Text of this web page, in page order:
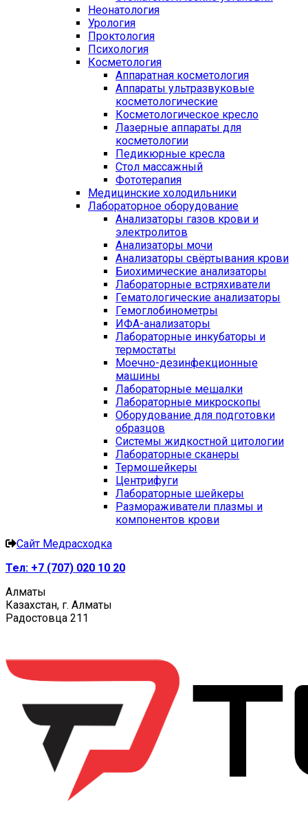
Неонатология
Урология
Проктология
Психология
Косметология
Аппаратная косметология
Аппараты ультразвуковые
косметологические
Косметологическое кресло
Лазерные аппараты для
косметологии
Педикюрные кресла
Стол массажный
Фототерапия
Медицинские холодильники
Лабораторное оборудование
Анализаторы газов крови и
электролитов
Анализаторы мочи
Анализаторы свёртывания крови
Биохимические анализаторы
Лабораторные встряхиватели
Гематологические анализаторы
Гемоглобинометры
ИФА-анализаторы
Лабораторные инкубаторы и
термостаты
Моечно-дезинфекционные
машины
Лабораторные мешалки
Лабораторные микроскопы
Оборудование для подготовки
образцов
Системы жидкостной цитологии
Лабораторные сканеры
Термошейкеры
Центрифуги
Лабораторные шейкеры
Размораживатели плазмы и
компонентов крови
Сайт Медрасходка
Тел: +7 (707) 020 10 20
Алматы
Казахстан, г. Алматы
Радостовца 211